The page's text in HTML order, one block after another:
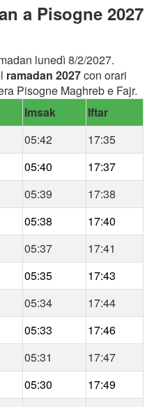
a Pisogne 2027
lunedì 8/2/2027.
ramadan 2027con orari
Pisogne Maghreb e Fajr.
Imsak
Iftar
05:42
17:35
05:40
17:37
05:39
17:38
05:38
17:40
05:37
17:41
05:35
17:43
05:34
17:44
05:33
17:46
05:31
17:47
05:30
17:49